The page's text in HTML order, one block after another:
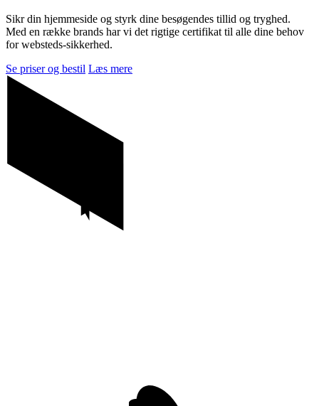
Sikr din hjemmeside og styrk dine besøgendes tillid og tryghed.
Med en række brands har vi det rigtige certifikat til alle dine behov
for websteds-sikkerhed.
Se priser og bestil Læs mere